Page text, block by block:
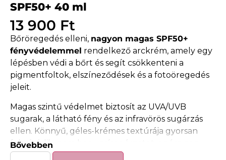
SPF50+ 40 ml
13 900 Ft
Bőröregedés elleni, nagyon magas SPF50+
fényvédelemmel rendelkező arckrém, amely egy
lépésben védi a bőrt és segít csökkenteni a
pigmentfoltok, elszíneződések és a fotoöregedés
jeleit.
Magas szintű védelmet biztosít az UVA/UVB
sugarak, a látható fény és az infravörös sugárzás
ellen. Könnyű, géles-krémes textúrája gyorsan
felszívódik, nem hagy zsíros érzetet, egész nap
komfortos viseletet biztosít.
Bővebben